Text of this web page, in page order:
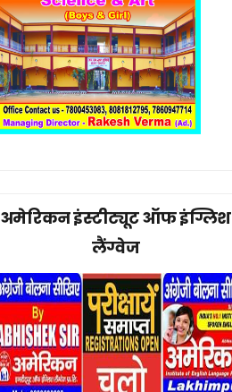
अमेरिकन इंस्टीट्यूट ऑफ इंग्लिश
लैंग्वेज